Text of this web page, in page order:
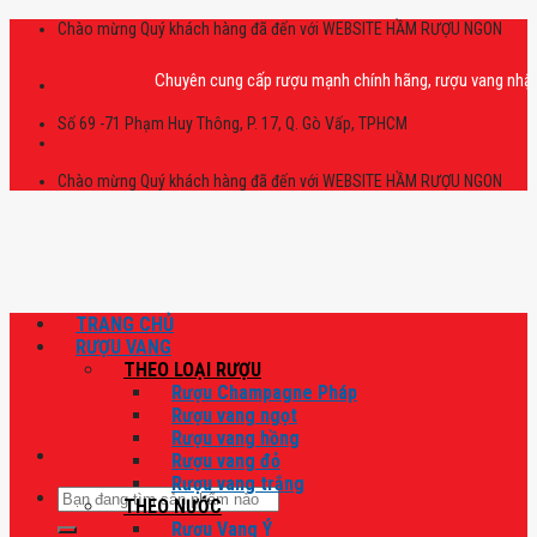
Skip
Chào mừng Quý khách hàng đã đến với WEBSITE HẦM RƯỢU NGON
Chuyên cung cấp rượu mạnh chính hãng, rượu vang nhập
Số 69 -71 Phạm Huy Thông, P. 17, Q. Gò Vấp, TPHCM
Chào mừng Quý khách hàng đã đến với WEBSITE HẦM RƯỢU NGON
Tìm
kiếm:
TRANG CHỦ
RƯỢU VANG
THEO LOẠI RƯỢU
Rượu Champagne Pháp
Rượu vang ngọt
Rượu vang hồng
Rượu vang đỏ
Rượu vang trắng
THEO NƯỚC
Rượu Vang Ý